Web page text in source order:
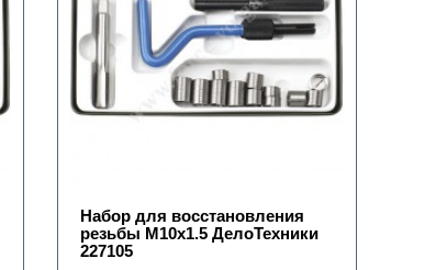
Набор для восстановления
резьбы М10х1.5 ДелоТехники
227105